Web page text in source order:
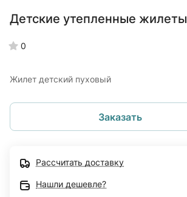
Детские утепленные жилеты
0
Жилет детский пуховый
Заказать
Рассчитать доставку
Нашли дешевле?